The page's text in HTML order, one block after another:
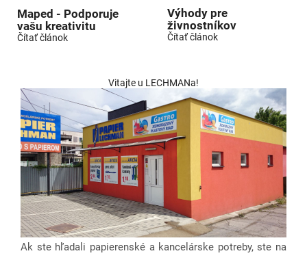
Maped - Podporuje
vašu kreativitu
Čítať článok
Výhody pre
živnostníkov
Čítať článok
Vitajte u LECHMANa!
Ak ste hľadali papierenské a kancelárske potreby, ste na